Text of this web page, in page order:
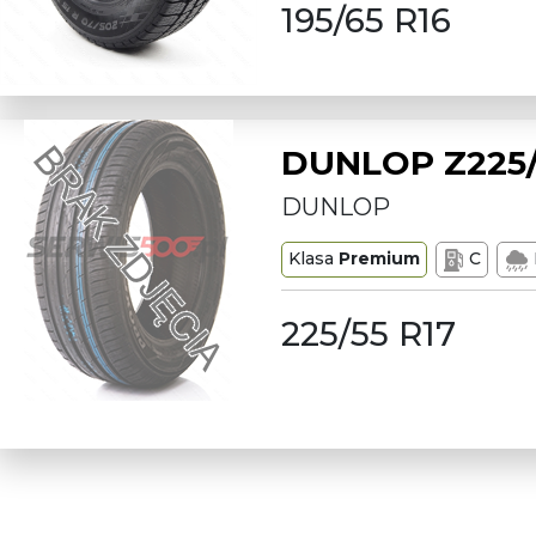
195/65 R16
DUNLOP
DUNLOP
Klasa Premium C
225/55 R17